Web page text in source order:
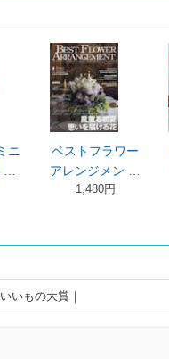
ベストフラワー
アレンジメン …
ＥＳＳ
セ）
いもの大賞｜